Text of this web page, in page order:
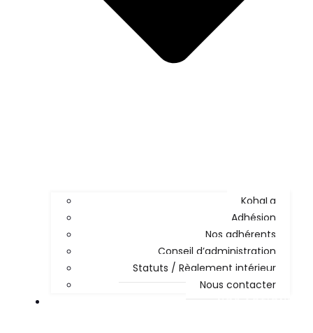
KohaLa
Adhésion
Nos adhérents
Conseil d’administration
Statuts / Règlement intérieur
Nous contacter
NOS ACTIONS